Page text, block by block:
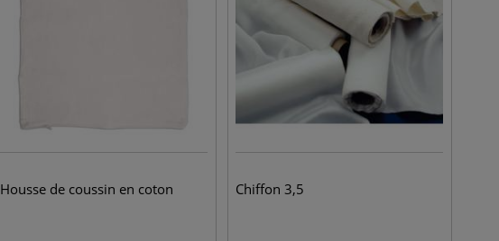
Housse de coussin en coton Chiffon 3,5